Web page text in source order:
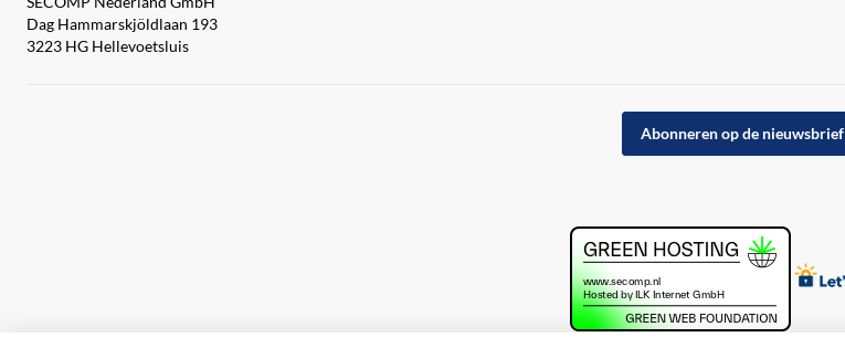
Dag Hammarskjöldlaan 193
3223 HG Hellevoetsluis
Abonneren op de nieuwsbrief